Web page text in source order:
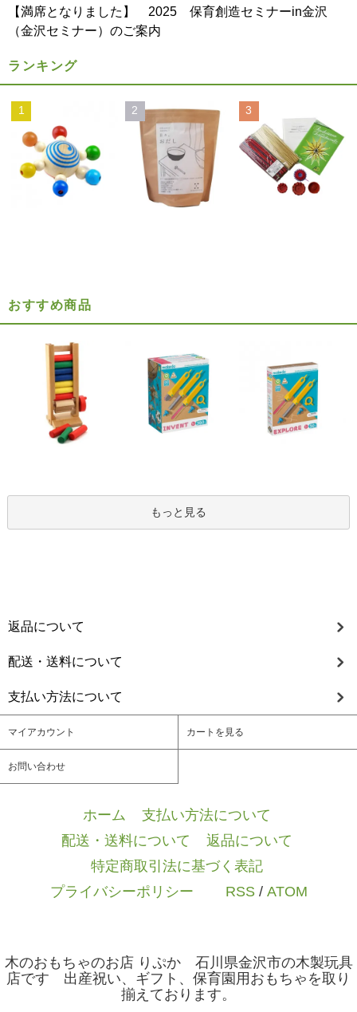
【満席となりました】 2025 保育創造セミナーin金沢
（金沢セミナー）のご案内
ランキング
1 2 3
おすすめ商品
もっと見る
返品について
配送・送料について
支払い方法について
マイアカウント カートを見る
お問い合わせ
ホーム 支払い方法について
配送・送料について
返品について
特定商取引法に基づく表記
プライバシーポリシー
RSS/ ATOM
木のおもちゃのお店 りぷか 石川県金沢市の木製玩具
店です 出産祝い、ギフト、保育園用おもちゃを取り
揃えております。